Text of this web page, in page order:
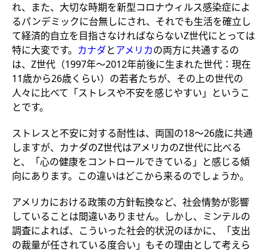
れ、また、大切な時期を新型コロナウィルス感染症によ
るパンデミックに台無しにされ、それでも生活を確立し
て経済的自立を目指さなければならないZ世代にとっては
特に大変です。 カナダとアメリカの両方に共通するの
は、Z世代（1997年～2012年前後に生まれた世代：現在
11歳から26歳くらい）の若者たちが、その上の世代の
人々に比べて「ストレスや不安を感じやすい」というこ
とです。
ストレスと不安に対する耐性は、両国の18～26歳に共通
しますが、カナダのZ世代はアメリカのZ世代に比べる
と、「心の健康をコントロールできている」と感じる傾
向にあります。この違いはどこから来るのでしょうか。
アメリカにおける政策の方針転換など、社会情勢が影響
していることは間違いありません。しかし、ミンテルの
調査によれば、こういった社会的状況のほかに、「支出
の裁量が任されている度合い」もその理由として考えら